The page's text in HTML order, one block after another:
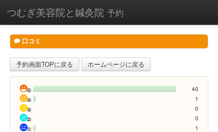
つむぎ美容院と鍼灸院 予約
口コミ
予約画面TOPに戻る ホームページに戻る
40
1
0
0
1